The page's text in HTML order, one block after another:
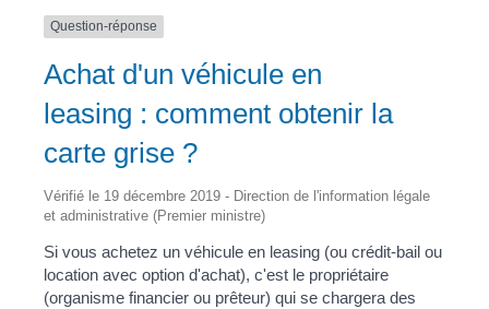
Question-réponse
Achat d'un véhicule en
leasing : comment obtenir la
carte grise ?
Vérifié le 19 décembre 2019 - Direction de l'information légale
et administrative (Premier ministre)
Si vous achetez un véhicule en leasing (ou crédit-bail ou
location avec option d'achat), c'est le propriétaire
(organisme financier ou prêteur) qui se chargera des